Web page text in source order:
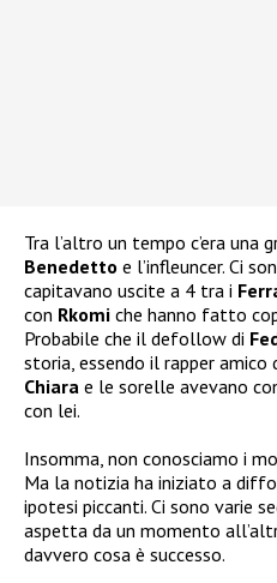
Tra l’altro un tempo c’era una
Benedetto e l’infleuncer. Ci
capitavano uscite a 4 tra i
con Rkomi che hanno fatto
Probabile che il defollow di
storia, essendo il rapper
Chiara e le sorelle avevano
con lei.
Insomma, non conosciamo i
Ma la notizia ha iniziato a
ipotesi piccanti. Ci sono varie
aspetta da un momento
davvero cosa è successo.